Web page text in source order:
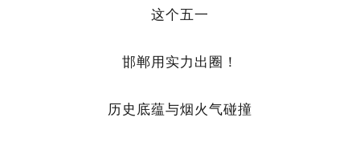
这个五一
邯郸用实力出圈！
历史底蕴与烟火气碰撞